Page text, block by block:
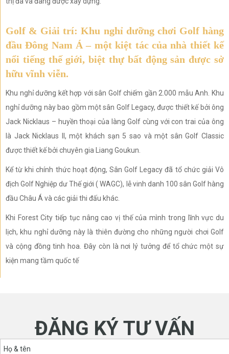
Golf & Giải trí: Khu nghỉ dưỡng chơi Golf hàng
đầu Đông Nam Á – một kiệt tác của nhà thiết kế
nổi tiếng thế giới, biệt thự bất động sản được sở
hữu vĩnh viễn.
Khu nghỉ dưỡng kết hợp với sân Golf chiếm gần 2.000 mẫu Anh. Khu
nghỉ dưỡng này bao gồm một sân Golf Legacy, được thiết kế bởi ông
Jack Nicklaus – huyền thoại của làng Golf cùng với con trai của ông
là Jack Nicklaus II, một khách sạn 5 sao và một sân Golf Classic
được thiết kế bởi chuyên gia Liang Goukun.
Kể từ khi chính thức hoạt động, Sân Golf Legacy đã tổ chức giải Vô
địch Golf Nghiệp dư Thế giới ( WAGC), lễ vinh danh 100 sân Golf hàng
đầu Châu Á và các giải thi đấu khác.
Khi Forest City tiếp tục nâng cao vị thế của mình trong lĩnh vực du
lịch, khu nghỉ dưỡng này là thiên đường cho những người chơi Golf
và cộng đồng tinh hoa. Đây còn là nơi lý tưởng để tổ chức một sự
kiện mang tầm quốc tế
ĐĂNG KÝ TƯ VẤN